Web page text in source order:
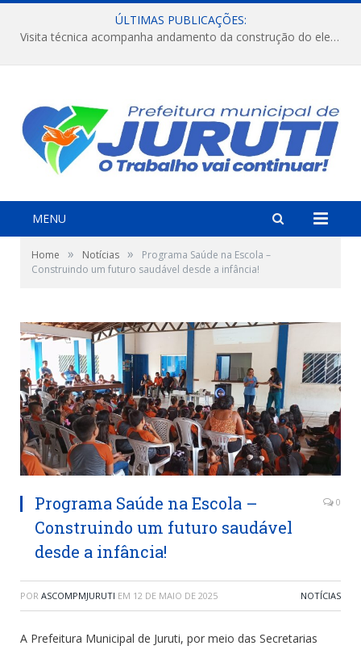
ÚLTIMAS PUBLICAÇÕES:
Visita técnica acompanha andamento da construção do elevado na comunidade Diamantino, região do Miri.
MENU
Home » Notícias »
Programa Saúde na Escola –
Construindo um futuro saudável desde a infância!
Programa Saúde na Escola –
Construindo um futuro saudável
desde a infância!
0
POR ASCOMPMJURUTI EM 12 DE MAIO DE 2025 NOTÍCIAS
A Prefeitura Municipal de Juruti, por meio das Secretarias